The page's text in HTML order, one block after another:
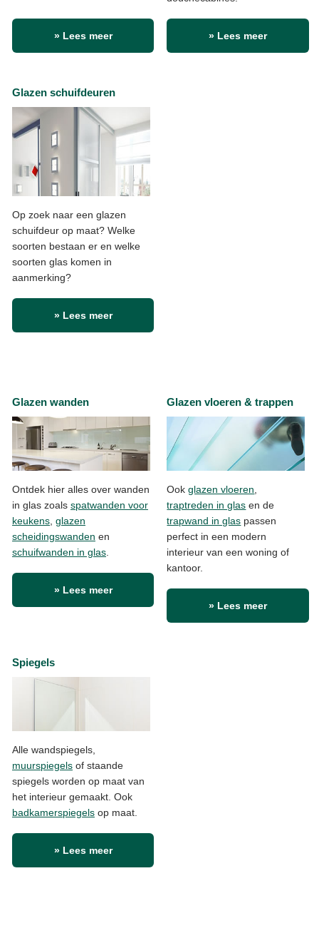
» Lees meer » Lees meer
Glazen schuifdeuren
Op zoek naar een glazen
schuifdeur op maat? Welke
soorten bestaan er en welke
soorten glas komen in
aanmerking?
» Lees meer
Glazen wanden
Ontdek hier alles over wanden
in glas zoals spatwanden voor
keukens glazen
scheidingswanden en
schuifwanden in glas
» Lees meer
Glazen vloeren & trappen
Ookglazen vloeren
traptreden in glas en de
trapwand in glas passen
perfect in een modern
interieur van een woning of
kantoor.
» Lees meer
Spiegels
Alle wandspiegels,
muurspiegels of staande
spiegels worden op maat van
het interieur gemaakt. Ook
badkamerspiegels op maat.
» Lees meer